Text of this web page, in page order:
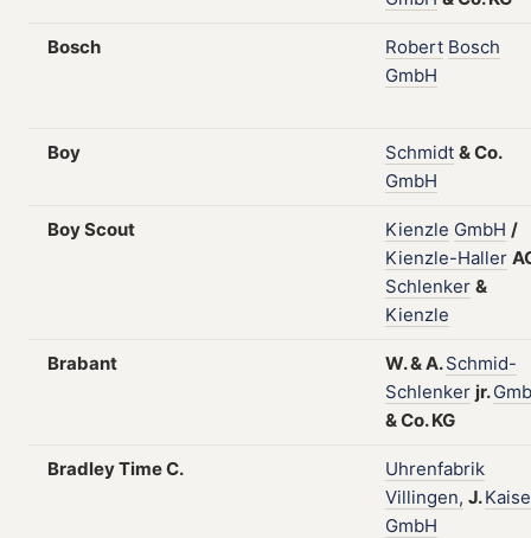
Bosch Robert Bosch
GmbH
Boy Schmidt &Co.
GmbH
Boy Scout Kienzle GmbH /
Kienzle-Haller
Schlenker &
Kienzle
Brabant W.&A.Schmid-
Schlenker jr.
&Co.KG
Bradley Time C.
Uhrenfabrik
Villingen, J.
GmbH